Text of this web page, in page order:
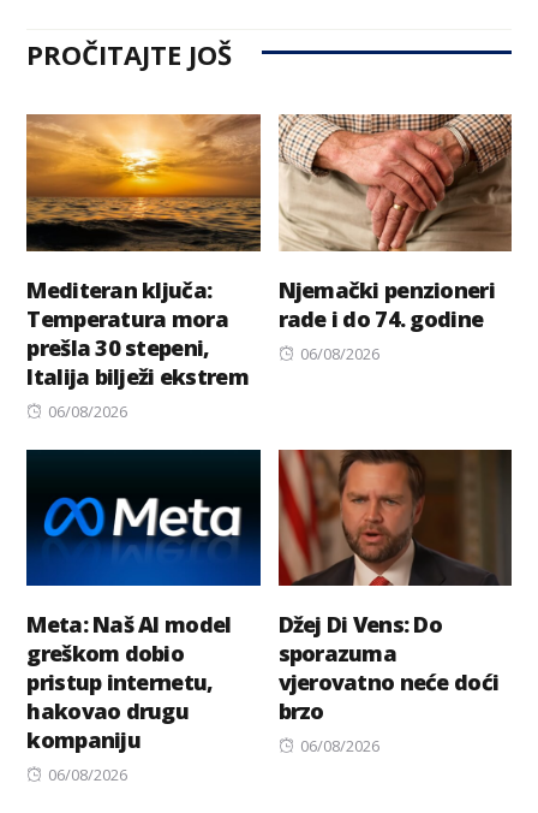
PROČITAJTE JOŠ
Mediteran ključa:
Temperatura mora
prešla 30 stepeni,
Italija bilježi ekstrem
Posted
06/08/2026
Njemački penzioneri
rade i do 74. godine
Posted
06/08/2026
Meta: Naš AI model
greškom dobio
pristup internetu,
hakovao drugu
kompaniju
Posted
06/08/2026
Džej Di Vens: Do
sporazuma
vjerovatno neće doći
brzo
Posted
06/08/2026